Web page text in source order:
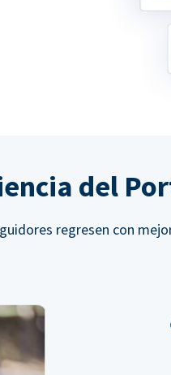
del
regresen con